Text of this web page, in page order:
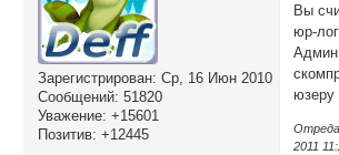
Зарегистрирован: Ср, 16 Июн 2010
Сообщений: 51820
Уважение: +15601
Позитив: +12445
Вы
юр-
Админ
юзеру
2011